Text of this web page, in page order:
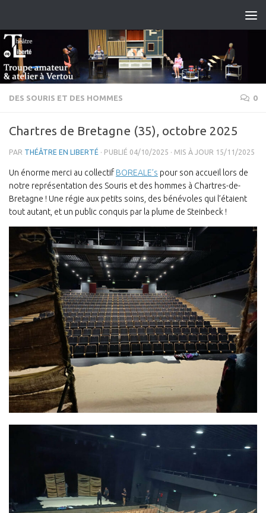
DES SOURIS ET DES HOMMES 0
Chartres de Bretagne (35), octobre 2025
PAR THÉÂTRE EN LIBERTÉ · PUBLIÉ 04/10/2025 · MIS À JOUR 15/11/2025
Un énorme merci au collectif BOREALE’s pour son accueil lors de
notre représentation des Souris et des hommes à Chartres-de-
Bretagne ! Une régie aux petits soins, des bénévoles qui l’étaient
tout autant, et un public conquis par la plume de Steinbeck !